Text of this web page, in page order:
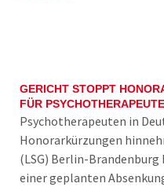
GERICHT STOPPT
FÜR
Psychotherapeuten in
Honorarkürzungen
(LSG) Berlin-
einer geplanten